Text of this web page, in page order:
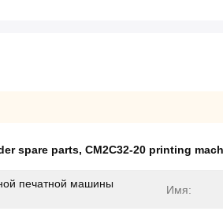
spare parts, CM2C32-20 printing
печатной машины
Имя: